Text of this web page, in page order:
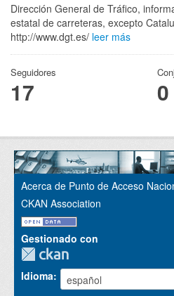
Dirección General de Tráfico,
estatal de carreteras, excepto
http://www.dgt.es/ leer más
Seguidores
17 0
Acerca de Punto de Acceso
CKAN Association
Gestionado con
Idioma